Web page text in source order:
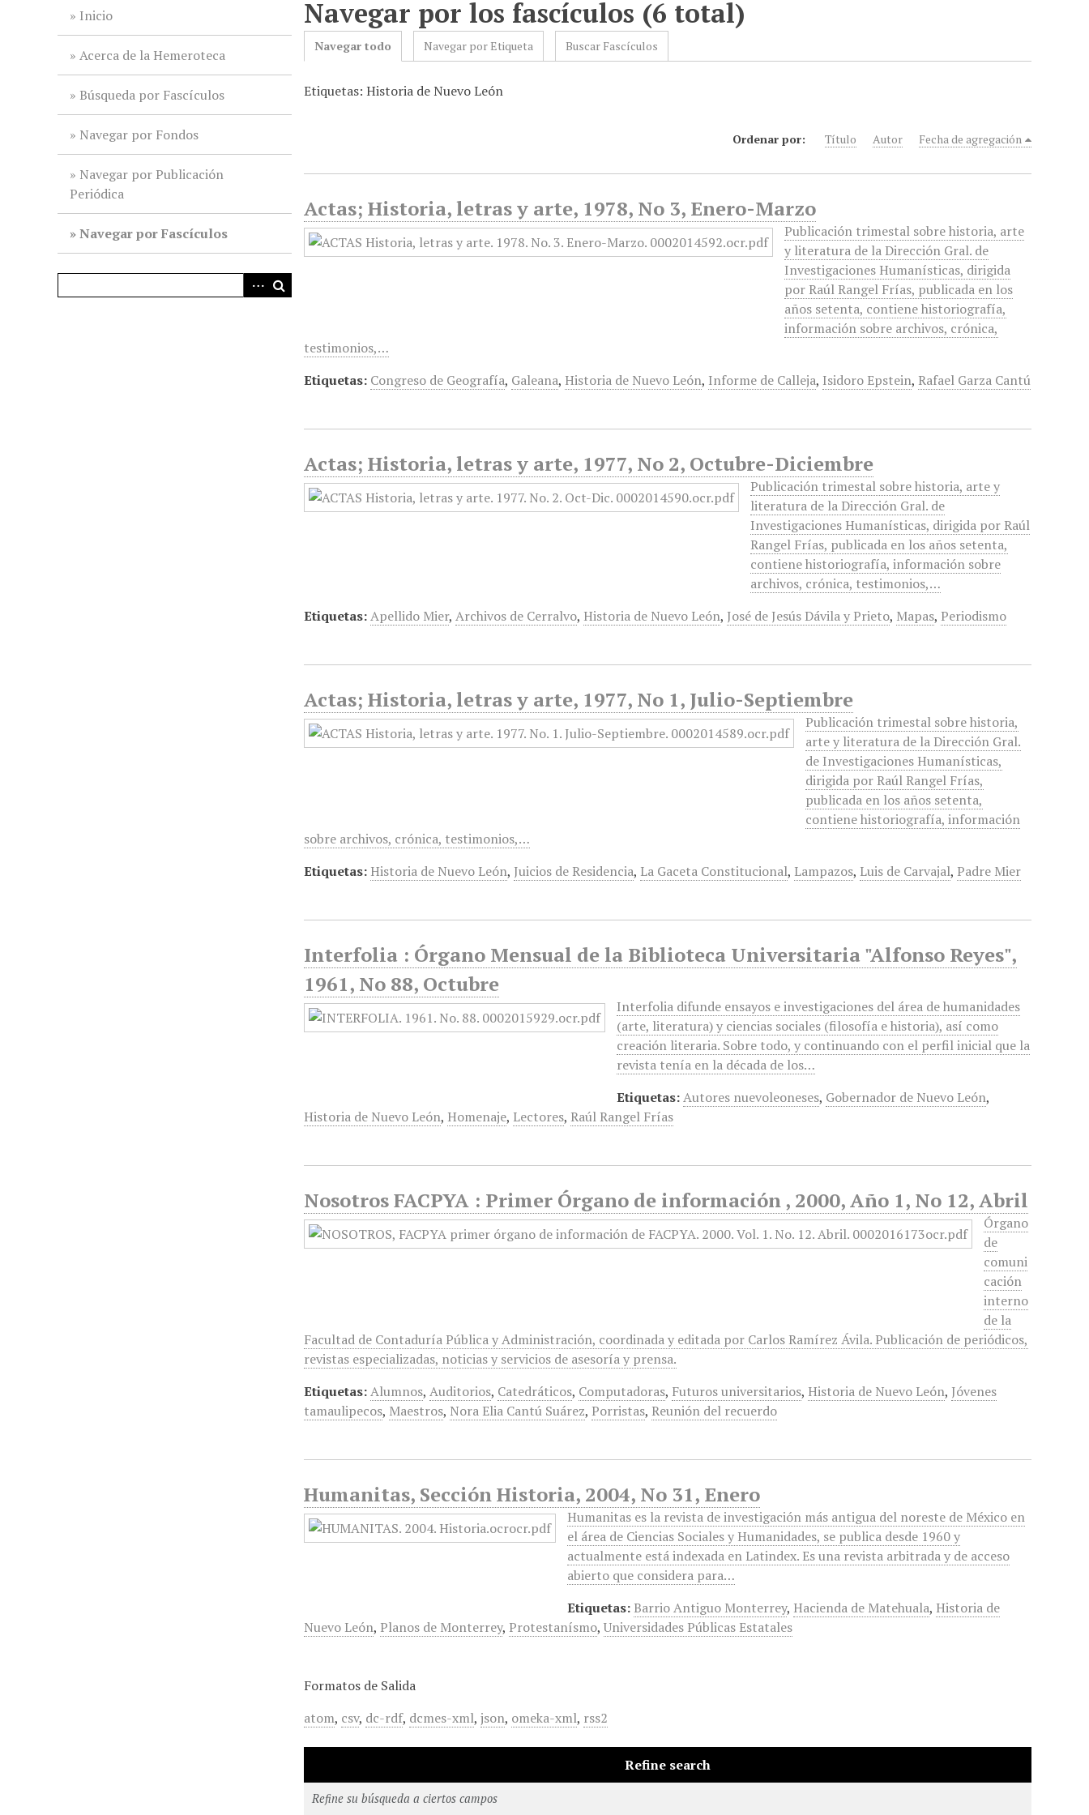
Inicio
Acerca de la Hemeroteca
Búsqueda por Fascículos
Navegar por Fondos
Navegar por Publicación
Periódica
Navegar por Fascículos
Navegar por los fascículos (6 total)
Navegar todo Navegar por Etiqueta Buscar Fascículos
Etiquetas: Historia de Nuevo León
Ordenar por: Título Autor Fecha de agregación
Actas; Historia, letras y arte, 1978, No 3, Enero-Marzo
Publicación trimestal sobre historia, arte
y literatura de la Dirección Gral. de
Investigaciones Humanísticas, dirigida
por Raúl Rangel Frías, publicada en los
años setenta, contiene historiografía,
información sobre archivos, crónica,
testimonios,…
Etiquetas: Congreso de Geografía, Galeana, Historia de Nuevo León, Informe de Calleja, Isidoro Epstein, Rafael Garza Cantú
Actas; Historia, letras y arte, 1977, No 2, Octubre-Diciembre
Publicación trimestal sobre historia, arte y
literatura de la Dirección Gral. de
Investigaciones Humanísticas, dirigida por Raúl
Rangel Frías, publicada en los años setenta,
contiene historiografía, información sobre
archivos, crónica, testimonios,…
Etiquetas:Apellido Mier,Archivos de Cerralvo, Historia de Nuevo León, José de Jesús Dávila y Prieto, Mapas, Periodismo
Actas; Historia, letras y arte, 1977, No 1, Julio-Septiembre
Publicación trimestal sobre historia,
arte y literatura de la Dirección Gral.
de Investigaciones Humanísticas,
dirigida por Raúl Rangel Frías,
publicada en los años setenta,
contiene historiografía, información
sobre archivos, crónica, testimonios,…
Etiquetas: Historia de Nuevo León, Juicios de Residencia, La Gaceta Constitucional, Lampazos, Luis de Carvajal, Padre Mier
Interfolia : Órgano Mensual de la Biblioteca Universitaria "Alfonso Reyes",
1961, No 88, Octubre
Interfolia difunde ensayos e investigaciones del área de humanidades
(arte, literatura) y ciencias sociales (filosofía e historia), así como
creación literaria. Sobre todo, y continuando con el perfil inicial que la
revista tenía en la década de los…
Etiquetas:Autores nuevoleoneses, Gobernador de Nuevo León,
Historia de Nuevo León, Homenaje, Lectores, Raúl Rangel Frías
Nosotros FACPYA : Primer Órgano de información , 2000, Año 1, No 12, Abril
Órgano
de
comuni
cación
interno
de la
Facultad de Contaduría Pública y Administración, coordinada y editada por Carlos Ramírez Ávila. Publicación de periódicos,
revistas especializadas, noticias y servicios de asesoría y prensa.
Etiquetas:Alumnos,Auditorios, Catedráticos, Computadoras, Futuros universitarios, Historia de Nuevo León, Jóvenes
tamaulipecos, Maestros, Nora Elia Cantú Suárez, Porristas, Reunión del recuerdo
Humanitas, Sección Historia, 2004, No 31, Enero
Humanitas es la revista de investigación más antigua del noreste de México en
el área de Ciencias Sociales y Humanidades, se publica desde 1960 y
actualmente está indexada en Latindex. Es una revista arbitrada y de acceso
abierto que considera para…
Etiquetas: Barrio Antiguo Monterrey, Hacienda de Matehuala, Historia de
Nuevo León, Planos de Monterrey, Protestanísmo,Universidades Públicas Estatales
Formatos de Salida
atom, csv, dc-rdf, dcmes-xml,json, omeka-xml, rss2
Refine search
Refine su búsqueda a ciertos campos